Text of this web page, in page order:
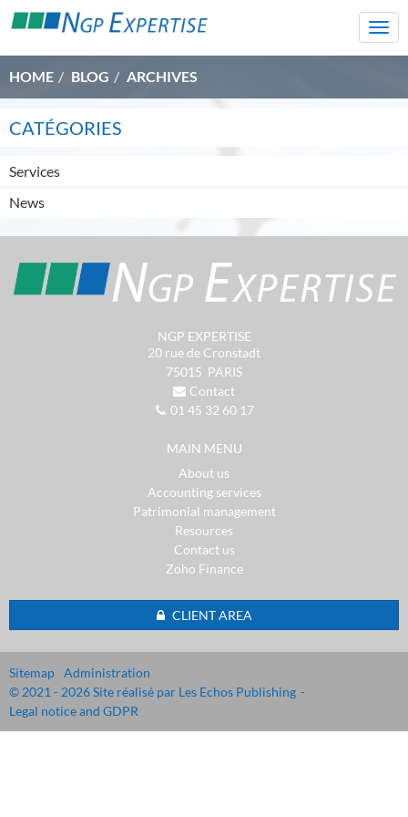
HOME
BLOG ARCHIVES
CATÉGORIES
Services
News
NGP EXPERTISE
20 rue de Cronstadt
75015 PARIS
Contact
01 45 32 60 17
MAIN MENU
About us
Accounting services
Patrimonial management
Resources
Contact us
Zoho Finance
CLIENT AREA
Sitemap Administration
© 2021 - 2026 Site réalisé par Les Echos Publishing
Legal notice and GDPR